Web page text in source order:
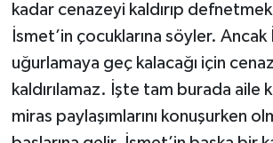
kadar cenazeyi kaldırıp
İsmet’in çocuklarına söyler. Ancak
uğurlamaya geç kalacağı için
kaldırılamaz. İşte tam burada aile
miras paylaşımlarını konuşurken